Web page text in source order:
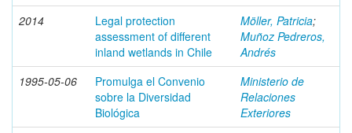
2014
Legal protection
assessment of different
inland wetlands in Chile
Möller, Patricia;
Muñoz Pedreros,
Andrés
1995-05-06
Promulga el Convenio
sobre la Diversidad
Biológica
Ministerio de
Relaciones
Exteriores